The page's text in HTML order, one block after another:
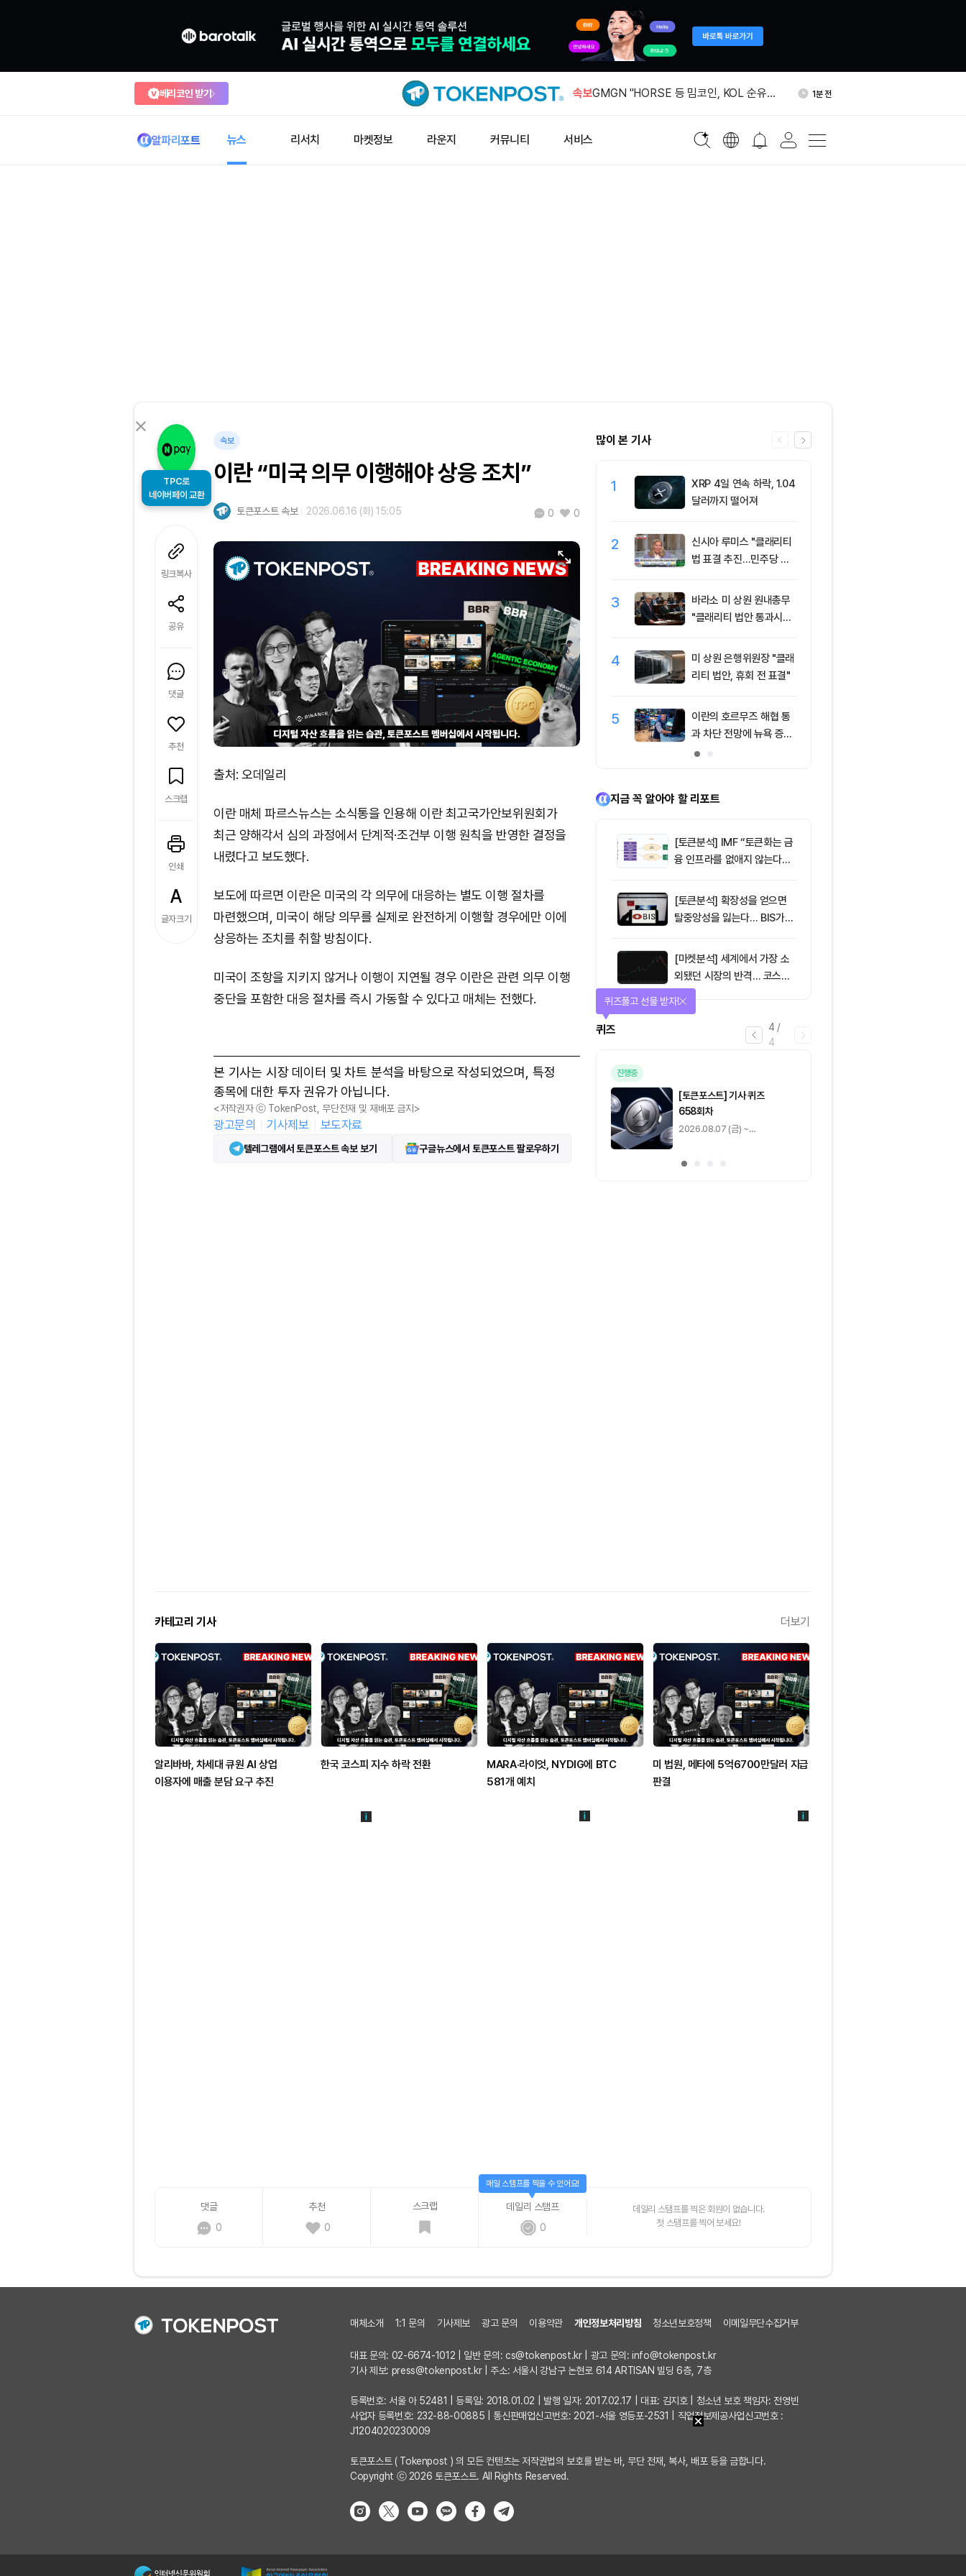
베리코인 받기 속보
암호화폐 시장 소폭 조정…레이어2만
GMGN "HORSE 등 밈코인, KOL 순유입
1분 전
마트 체인 악용…매일 수천대 표적”
알파리포트 뉴스 리서치 마켓정보 라운지 커뮤니티 서비스
TPC로
네이버페이 교환
링크복사
공유
댓글
추천
스크랩
인쇄
글자크기
속보
이란 “미국 의무 이행해야 상응 조치”
토큰포스트 속보 2026.06.16 (화) 15:05 0 0
출처: 오데일리
이란 매체 파르스뉴스는 소식통을 인용해 이란 최고국가안보위원회가
최근 양해각서 심의 과정에서 단계적·조건부 이행 원칙을 반영한 결정을
내렸다고 보도했다.
보도에 따르면 이란은 미국의 각 의무에 대응하는 별도 이행 절차를
마련했으며, 미국이 해당 의무를 실제로 완전하게 이행할 경우에만 이에
상응하는 조치를 취할 방침이다.
미국이 조항을 지키지 않거나 이행이 지연될 경우 이란은 관련 의무 이행
중단을 포함한 대응 절차를 즉시 가동할 수 있다고 매체는 전했다.
본 기사는 시장 데이터 및 차트 분석을 바탕으로 작성되었으며, 특정
종목에 대한 투자 권유가 아닙니다.
<저작권자 ⓒ TokenPost, 무단전재 및 재배포 금지>
광고문의 기사제보 보도자료
텔레그램에서 토큰포스트 속보 보기 구글뉴스에서 토큰포스트 팔로우하기
많이 본 기사
1
XRP 4일 연속 하락, 1.04
달러까지 떨어져
2
신시아 루미스 "클래리티
법 표결 추진…민주당 입
3
바라소 미 상원 원내총무
"클래리티 법안 통과시킬
4
미 상원 은행위원장 "클래
리티 법안, 휴회 전 표결"
5
이란의 호르무즈 해협 통
과 차단 전망에 뉴욕 증시
약세
지금 꼭 알아야 할 리포트
[토큰분석] IMF “토큰화는 금
융 인프라를 없애지 않는다…
뿐”
[토큰분석] 확장성을 얻으면
탈중앙성을 잃는다… BIS가
학’
[마켓분석] 세계에서 가장 소
외됐던 시장의 반격… 코스피
대규모 숏스퀴즈
4 /
4
퀴즈
퀴즈풀고 선물 받자!
진행중
[토큰포스트] 기사 퀴즈
658회차
2026.08.07 (금) ~
카테고리 기사 더보기
알리바바, 차세대 큐원 AI 상업
이용자에 매출 분담 요구 추진
한국 코스피 지수 하락 전환
MARA·라이엇, NYDIG에 BTC
581개 예치
미 법원, 메타에 5억6700만달러 지급
판결
댓글
0
추천
0
스크랩
데일리 스탬프
0
매일 스탬프를 찍을 수 있어요!
데일리 스탬프를 찍은 회원이 없습니다.
첫 스탬프를 찍어 보세요!
매체소개 1:1 문의 기사제보 광고 문의 이용약관 개인정보처리방침 청소년보호정책 이메일무단수집거부
대표 문의: 02-6674-1012 | 일반 문의: cs@tokenpost.kr| 광고 문의:info@tokenpost.kr
기사 제보: press@tokenpost.kr| 주소: 서울시 강남구 논현로 614 ARTISAN 빌딩 6층, 7층
등록번호: 서울 아 52481 | 등록일: 2018.01.02 | 발행 일자: 2017.02.17 | 대표: 김지호 | 청소년 보호 책임자: 전영빈
사업자 등록번호: 232-88-00885 | 통신판매업신고번호: 2021-서울 영등포-2531 | 직업정보제공사업신고번호 :
J1204020230009
토큰포스트 ( Tokenpost ) 의 모든 컨텐츠는 저작권법의 보호를 받는 바, 무단 전재, 복사, 배포 등을 금합니다.
Copyright ⓒ 2026 토큰포스트. All Rights Reserved.